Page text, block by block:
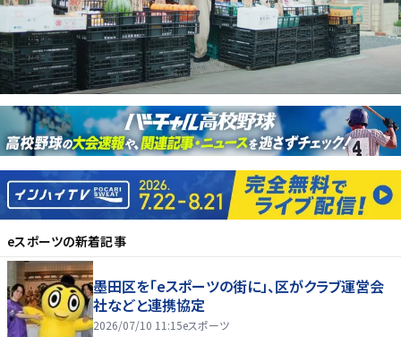
eスポーツの新着記事
墨田区を「eスポーツの街に」、区がクラブ運営会
社などと連携協定
2026/07/10 11:15eスポーツ